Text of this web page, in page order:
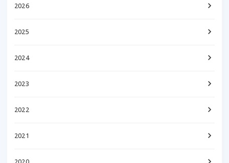
2026 keyboard_arrow_right
2025 keyboard_arrow_right
2024 keyboard_arrow_right
2023 keyboard_arrow_right
2022 keyboard_arrow_right
2021 keyboard_arrow_right